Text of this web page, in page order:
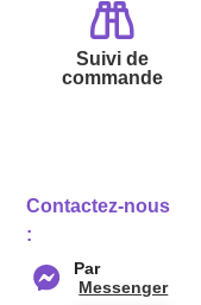
Suivi de
commande
Contactez-nous
:
Par
Messenger